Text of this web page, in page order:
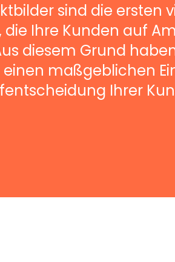
sind die ersten
die Ihre Kunden auf
diesem Grund
maßgeblichen
Ihrer